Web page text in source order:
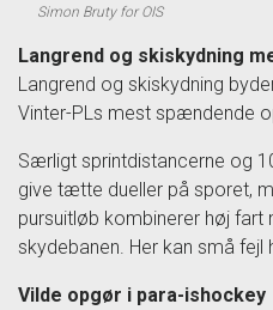
Simon Bruty for OIS
Langrend og skiskydning
Langrend og skiskydning
Vinter-PLs mest spændende
Særligt sprintdistancerne og
give tætte dueller på sporet,
pursuitløb kombinerer høj
skydebanen. Her kan små
Vilde opgør i para-ishockey